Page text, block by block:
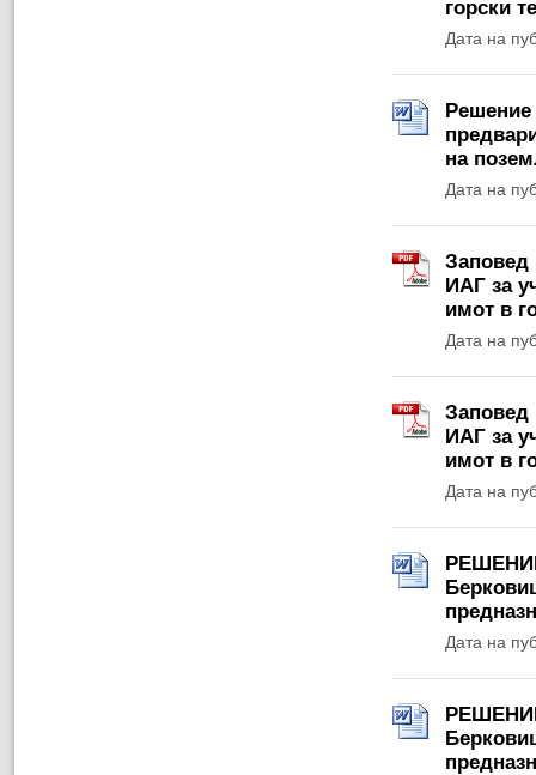
горски
Дата на
Решение
на
Дата на
Заповед
ИАГ за
имот в
Дата на
Заповед
ИАГ за
имот в
Дата на
Дата на